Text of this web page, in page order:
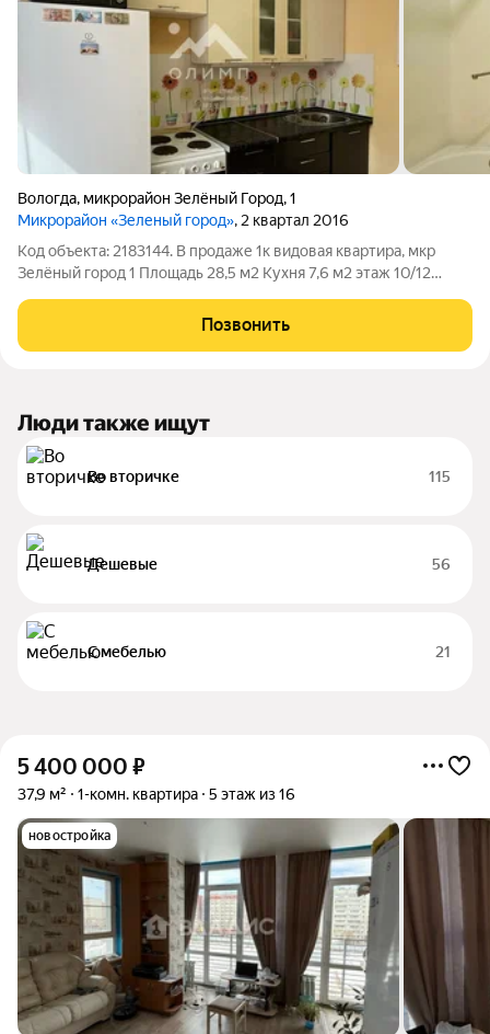
Вологда, микрорайон Зелёный Город,1
Микрорайон «Зеленый город», 2 квартал 2016
Код объекта: 2183144. В продаже 1к видовая квартира, мкр
Зелёный город 1 Площадь 28,5 м2 Кухня 7,6 м2 этаж 10/12
медицина, магазины, пекарни, школы, садики все в шаговой
Позвонить
Люди также ищут
Во вторичке 115
Дешевые 56
С мебелью 21
5 400 000 ₽
37,9 м² 1-комн. квартира 5 этаж из 16
новостройка